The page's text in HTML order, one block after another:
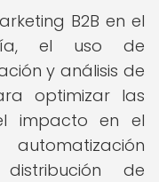
B2B en el
el uso de
y análisis de
optimizar las
impacto en el
de